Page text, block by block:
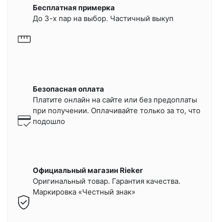
Бесплатная примерка
До 3-х пар на выбор. Частичный выкуп
Безопасная оплата
Платите онлайн на сайте или без предоплаты
при получении. Оплачивайте только за то, что
подошло
Официальный магазин Rieker
Оригинальный товар. Гарантия качества.
Маркировка «Честный знак»